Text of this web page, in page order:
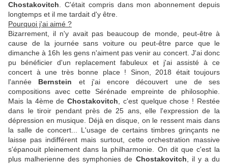
Chostakovitch . C'était compris dans mon abonnement depuis
longtemps et il me tardait d'y être.
Pourquoi j'ai aimé ?
Bizarrement, il n'y avait pas beaucoup de monde, peut-être à
cause de la journée sans voiture ou peut-être parce que le
dimanche à 16h les gens n'aiment pas venir au concert. J'ai donc
pu bénéficier d'un replacement fabuleux et j'ai assisté à ce
concert à une très bonne place ! Sinon, 2018 était toujours
l'année Bernstein et j'ai encore découvert une de ses
compositions avec cette Sérénade empreinte de philosophie.
Mais la 4ème deChostakovitch , c'est quelque chose ! Restée
dans le tiroir pendant près de 25 ans, elle l'expression de la
dépression en musique. Déjà en disque, on le ressent mais dans
la salle de concert... L'usage de certains timbres grinçants ne
laisse pas indifférent mais surtout, cette orchestration massive
s'épanouit pleinement dans la philharmonie. On dit que c'est la
plus malherienne des symphonies de Chostakovitch , il y a du